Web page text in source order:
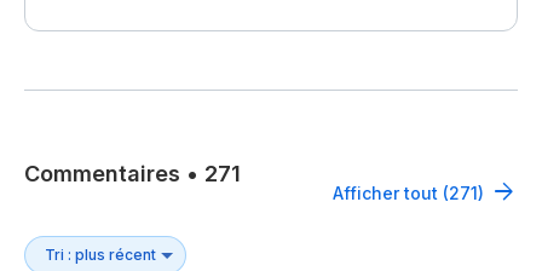
Commentaires • 271
Afficher tout (271)